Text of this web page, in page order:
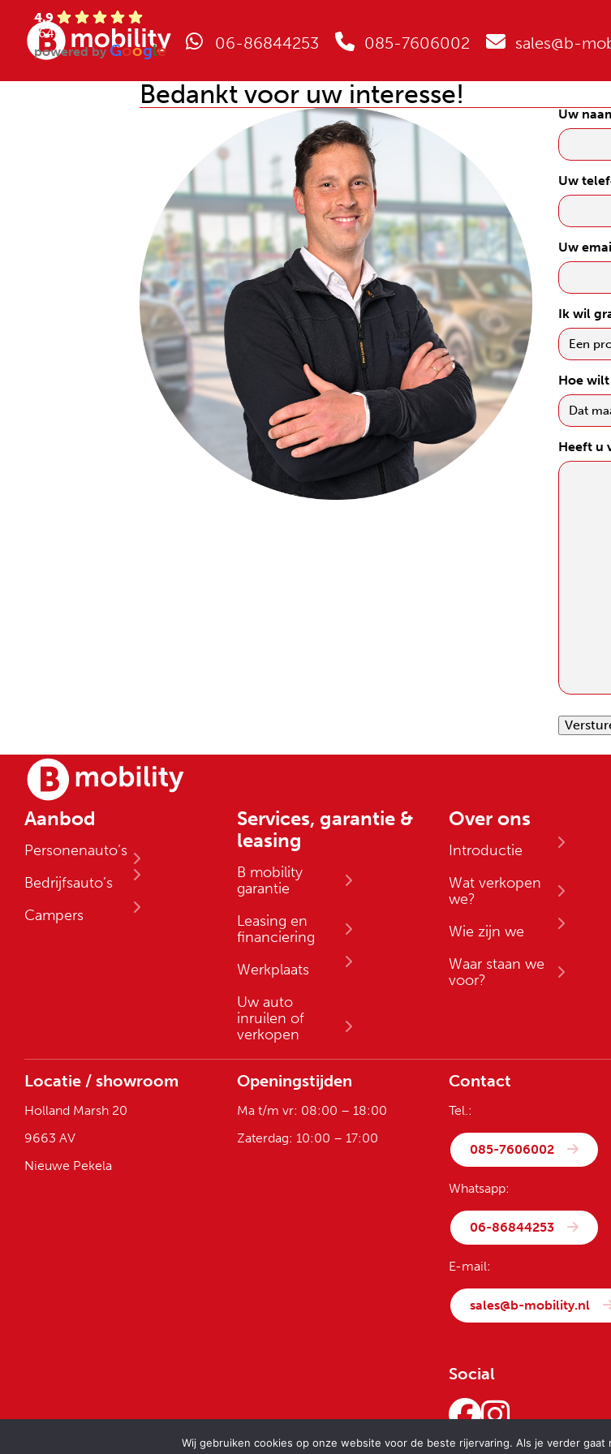
4.9
(64)
powered byGoogle 06-86844253 085-7606002 sales@b-
Bedankt voor uw interesse!
Uw
Uw
Uw
Ik wil
Hoe
Heeft u
Aanbod
Personenauto’s
Bedrijfsauto’s
Campers
Services, garantie &
leasing
B mobility
garantie
Leasing en
financiering
Werkplaats
Uw auto
inruilen of
verkopen
Over ons
Introductie
Wat verkopen
we?
Wie zijn we
Waar staan we
voor?
Locatie / showroom
Holland Marsh 20
9663 AV
Nieuwe Pekela
Openingstijden
Ma t/m vr: 08:00 – 18:00
Zaterdag: 10:00 – 17:00
Contact
Tel.:
085-7606002
Whatsapp:
06-86844253
E-mail:
sales@b-mobility.nl
Social
Wij gebruiken cookies op onze website voor de beste rijervaring. Als je verder